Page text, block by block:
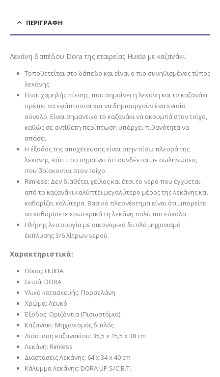
ΠΕΡΙΓΡΑΦΉ
Λεκάνη δαπέδου Dora της εταιρείας Huida με καζανάκι:
Τοποθετείται στο δάπεδο και είναι ο πιο συνηθισμένος τύπος
λεκάνης.
Είναι χαμηλής πίεσης, που σημαίνει η λεκάνη και το καζανάκι
πρέπει να εφάπτονται και να δημιουργούν ένα ενιαίο
σύνολο. Είναι σημαντικό το καζανάκι να ακουμπά στον τοίχο,
καθώς σε αντίθετη περίπτωση υπάρχει πιθανότητα να
σπάσει.
Η έξοδος της αποχέτευσης είναι στην πίσω πλευρά της
λεκάνης, κάτι που σημαίνει ότι συνδέεται με σωληνώσεις
που βρίσκονται στον τοίχο.
Rimless: Δεν διαθέτει χείλος και έτσι το νερό που εγχύεται
από το καζανάκι καλύπτει μεγαλύτερο μέρος της λεκάνης και
καθαρίζει καλύτερα. Βασικό πλεονέκτημα είναι ότι μπορείτε
να καθαρίσετε εσωτερικά τη λεκάνη πολύ πιο εύκολα.
Πλήρης λειτουργία με οικονομικό διιπλό μηχανισμό
έκπλυσης 3/6 λίτρων νερού.
Χαρακτηριστικά:
Οίκος: HUIDA
Σειρά: DORA
Υλικό κατασκευής: Πορσελάνη
Χρώμα: Λευκό
Έξοδος: Οριζόντια (Πισωστόμια)
Καζανάκι: Μηχανισμός διπλός
Διάσταση καζανακίου: 35,5 x 15,5 x 38 cm
Λεκάνη: Rimless
Διαστάσεις Λεκάνης: 64 x 34 x 40 cm
Kάλυμμα λεκάνης: DORA UP S/C B.T.